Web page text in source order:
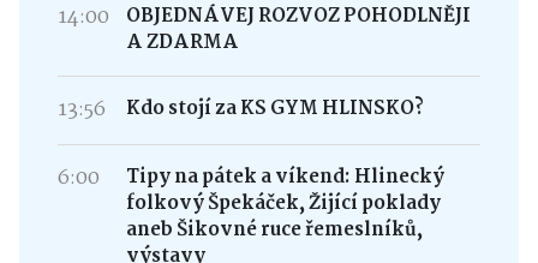
14:00
OBJEDNÁVEJ ROZVOZ POHODLNĚJI
A ZDARMA
13:56 Kdo stojí za KS GYM HLINSKO?
6:00
Tipy na pátek a víkend: Hlinecký
folkový Špekáček, Žijící poklady
aneb Šikovné ruce řemeslníků,
výstavy